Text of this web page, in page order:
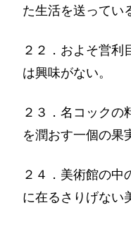
た生活を送ってい
２２．およそ営利
は興味がない。
２３．名コックの
を潤おす一個の果
２４．美術館の中
に在るさりげない